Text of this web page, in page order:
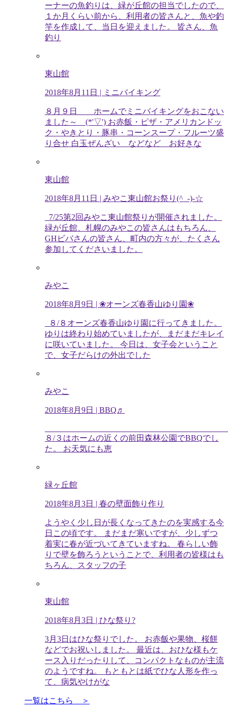
ーナーの魚釣りは、緑が丘館の担当でしたので、
１か月くらい前から、利用者の皆さんと、魚や釣
竿を作成して、当日を迎えました。 皆さん、魚
釣り
東山館
2018年8月11日 | ミニバイキング
８月９日 ホームでミニバイキングをおこない
ました～ (*'▽') お赤飯・ピザ・アメリカンドッ
ク・やきとり・豚串・コーンスープ・フルーツ盛
り合せ 白玉ぜんざい などなど お好きな
東山館
2018年8月11日 | みやこ東山館お祭り(^_-)-☆
7/25第2回みやこ東山館祭りが開催されました。
緑が丘館、札幌のみやこの皆さんはもちろん、
GHビバさんの皆さん、町内の方々が、たくさん
参加してくださいました。
みやこ
2018年8月9日 | ❀オーンズ春香山ゆり園❀
８/８オーンズ春香山ゆり園に行ってきました。
ゆりは終わり始めていましたが、まだまだキレイ
に咲いていました。 今日は、女子会ということ
で、女子だらけの外出でした
みやこ
2018年8月9日 | BBQ♬
８/３はホームの近くの前田森林公園でBBQでし
た。 お天気にも恵
緑ヶ丘館
2018年8月3日 | 春の壁面飾り作り
ようやく少し日が長くなってきたのを実感する今
日この頃です。 まだまだ寒いですが、少しずつ
着実に春が近づいてきていますね。 春らしい飾
りで壁を飾ろうということで、利用者の皆様はも
ちろん、スタッフの子
東山館
2018年8月3日 | ひな祭り?
3月3日はひな祭りでした。 お赤飯や果物、桜餅
などでお祝いしました。 最近は、おひな様もケ
ース入りだったりして、コンパクトなものが主流
のようですね。 もともとは紙でひな人形を作っ
て、病気やけがな
一覧はこちら ＞